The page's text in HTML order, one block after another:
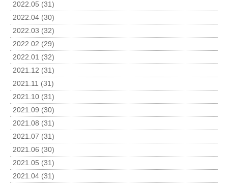
2022.05 (31)
2022.04 (30)
2022.03 (32)
2022.02 (29)
2022.01 (32)
2021.12 (31)
2021.11 (31)
2021.10 (31)
2021.09 (30)
2021.08 (31)
2021.07 (31)
2021.06 (30)
2021.05 (31)
2021.04 (31)